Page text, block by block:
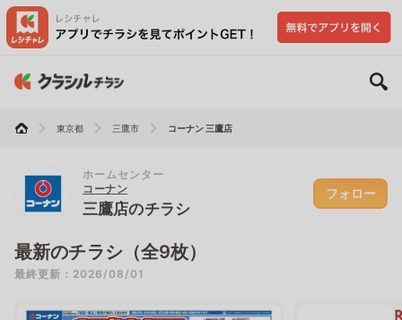
東京都 三鷹市 コーナン 三鷹店
ホームセンター
コーナン
三鷹店のチラシ
フォロー
最新のチラシ（全9枚）
最終更新：2026/08/01